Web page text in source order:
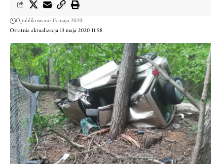
Ostatnia aktualizacja 13 maja 2020 11:58
Opublikowano 13 maja 2020